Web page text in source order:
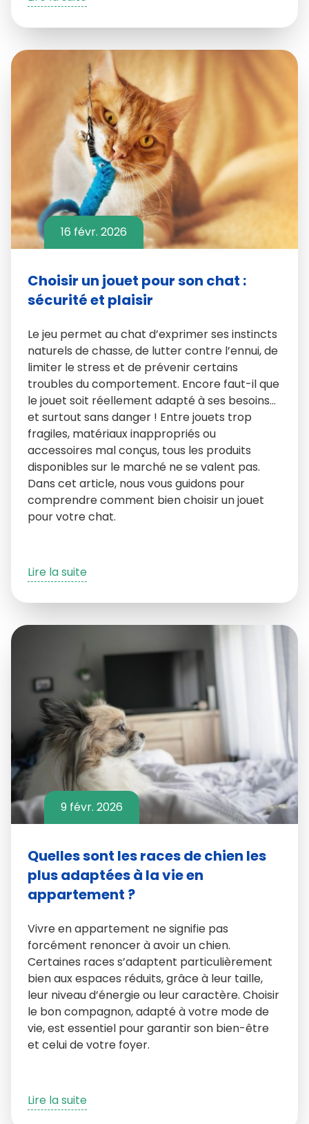
16 févr. 2026
Choisir un jouet pour son chat :
sécurité et plaisir
Le jeu permet au chat d’exprimer ses instincts
naturels de chasse, de lutter contre l’ennui, de
limiter le stress et de prévenir certains
troubles du comportement. Encore faut-il que
le jouet soit réellement adapté à ses besoins…
et surtout sans danger ! Entre jouets trop
fragiles, matériaux inappropriés ou
accessoires mal conçus, tous les produits
disponibles sur le marché ne se valent pas.
Dans cet article, nous vous guidons pour
comprendre comment bien choisir un jouet
pour votre chat.
Lire la suite
9 févr. 2026
Quelles sont les races de chien les
plus adaptées à la vie en
appartement ?
Vivre en appartement ne signifie pas
forcément renoncer à avoir un chien.
Certaines races s’adaptent particulièrement
bien aux espaces réduits, grâce à leur taille,
leur niveau d’énergie ou leur caractère. Choisir
le bon compagnon, adapté à votre mode de
vie, est essentiel pour garantir son bien-être
et celui de votre foyer.
Lire la suite